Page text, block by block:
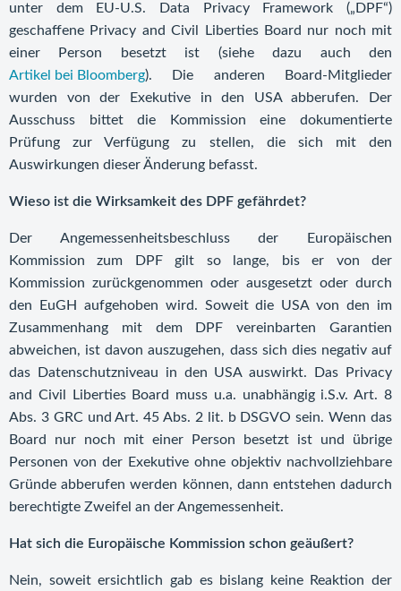
unter dem EU-U.S. Data Privacy Framework („DPF“)
geschaffene Privacy and Civil Liberties Board nur noch mit
einer Person besetzt ist (siehe dazu auch den
Artikel bei Bloomberg). Die anderen Board-Mitglieder
wurden von der Exekutive in den USA abberufen. Der
Ausschuss bittet die Kommission eine dokumentierte
Prüfung zur Verfügung zu stellen, die sich mit den
Auswirkungen dieser Änderung befasst.
Wieso ist die Wirksamkeit des DPF gefährdet?
Der Angemessenheitsbeschluss der Europäischen
Kommission zum DPF gilt so lange, bis er von der
Kommission zurückgenommen oder ausgesetzt oder durch
den EuGH aufgehoben wird. Soweit die USA von den im
Zusammenhang mit dem DPF vereinbarten Garantien
abweichen, ist davon auszugehen, dass sich dies negativ auf
das Datenschutzniveau in den USA auswirkt. Das Privacy
and Civil Liberties Board muss u.a. unabhängig i.S.v. Art. 8
Abs. 3 GRC und Art. 45 Abs. 2 lit. b DSGVO sein. Wenn das
Board nur noch mit einer Person besetzt ist und übrige
Personen von der Exekutive ohne objektiv nachvollziehbare
Gründe abberufen werden können, dann entstehen dadurch
berechtigte Zweifel an der Angemessenheit.
Hat sich die Europäische Kommission schon geäußert?
Nein, soweit ersichtlich gab es bislang keine Reaktion der